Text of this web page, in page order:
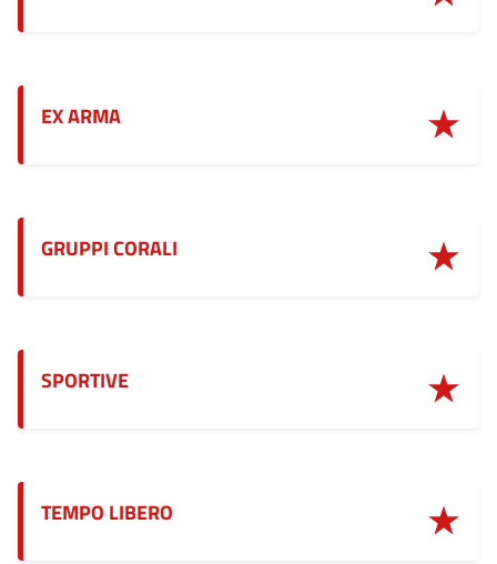
EX ARMA
GRUPPI CORALI
SPORTIVE
TEMPO LIBERO